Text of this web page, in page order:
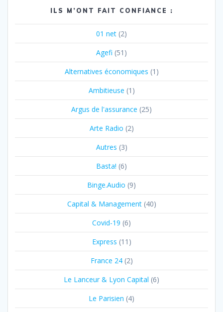
ILS M’ONT FAIT CONFIANCE :
01 net (2)
Agefi (51)
Alternatives économiques (1)
Ambitieuse (1)
Argus de l'assurance (25)
Arte Radio (2)
Autres (3)
Basta! (6)
Binge.Audio (9)
Capital & Management(40)
Covid-19 (6)
Express (11)
France 24(2)
Le Lanceur & Lyon Capital (6)
Le Parisien (4)